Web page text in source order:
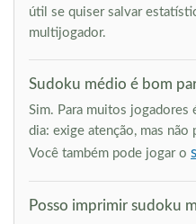
útil se quiser salvar
multijogador.
Sudoku médio é bom
Sim. Para muitos jogadores
dia: exige atenção, mas
Você também pode jogar o
Posso imprimir sudoku